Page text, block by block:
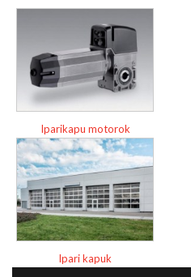
Iparikapu motorok
Ipari kapuk